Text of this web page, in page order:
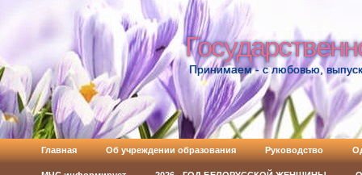
Принимаем - с любовью,
Главная Об учреждении образования Руководство